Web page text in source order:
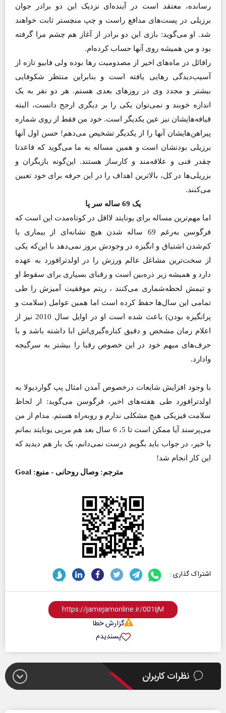
رسانده، معتقد است در آینده‌ای نزدیک این دو برادر جوان
برزیلی در پست‌های مدافع راست و چپ منچستر ثابت خواهند
شد. او می‌گوید: بازی این دو برادر از آغاز هم چشم مرا گرفته
بود و من همیشه روی آنها حساب کرده‌ام.
رافائل در ماه‌های اخیر از مصدومیت رها بوده ولی فابیو تازه از
آسیب‌دیدگی رهایی یافته است و بنابراین منتظر شکوفایی
بیشتر و مجدد وی در روزهای بعدی هستم. هر دو نفر به یک
اندازه خوبند و نمی‌توان یکی را بر دیگری ارجح دانست، البته
قیافه‌هایشان نیز عین یکدیگر است. خود من فقط از روی شماره
پیراهن‌هایشان آنها را از یکدیگر تشخیص می‌دهم! حسن اول آنها
برزیلی بودنشان است و همین مساله به ما می‌گوید که قاعدتا
چقدر فنی و علاقه‌مند و کارساز هستند. این‌گونه بازیگران و
بزریلی‌ها در کل، بالاترین اهداف را در این حرفه برای خود تعیین
می‌کنند.
یک 69 ساله سر پا
اما مهم‌ترین مساله برای یونایتد لااقل در کوتاه‌مدت این است که
فرگوسن به‌رغم 69 ساله شدن هیچ نشانه‌ای از بیماری یا
کم‌شدن اشتیاق و انگیزه در وجودش بروز نمی‌دهد با این‌که یکی
از سخت‌ترین مشاغل عالم ورزش را در اولدترافورد به عهده
دارد و همیشه زیر ذره‌بین است و رقبای بسیاری برای سقوط او
و تیمش لحظه‌شماری می‌کنند ، ریتم موفقیت ‌آمیزش را طی
تمامی این سال‌ها حفظ کرده است اما همین عوامل (سلامت و
پرانگیزه بودن) باعث شده است او در اوایل سال 2010 نیز از
اعلام زمان مشخص و دقیق کناره‌گیری‌اش ابا داشته باشد و با
حرف‌های مبهم خود در این خصوص رقبا را بیشتر به سرگیجه
وادارد.
با وجود افزایش شایعات درخصوص آمدن امثال پپ گواردیولا به
اولدترافورد طی هفته‌های اخیر، فرگوسن می‌گوید: از لحاظ
سلامت فیزیکی هیچ مشکلی ندارم و روبه‌راه هستم. مدام از من
می‌پرسند آیا ممکن است تا 5، 6 سال بعد هم مربی یونایتد بمانم
یا خیر، در جواب باید بگویم درست نمی‌دانم، یک بار هم دیدید که
این کار انجام شد!
مترجم: وصال روحانی - منبع: Goal
اشتراک گذاری :
گزارش خطا
پسندیدم
نظرات کاربران